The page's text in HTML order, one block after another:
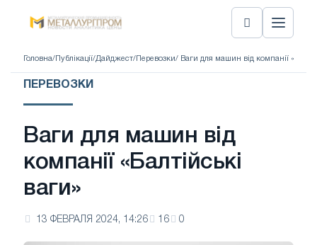
Головна/ Публікації/Дайджест/ Перевозки/ Ваги для машин від компанії
ПЕРЕВОЗКИ
Ваги для машин від
компанії «Балтійські
ваги»
13 ФЕВРАЛЯ 2024, 14:26 16 0